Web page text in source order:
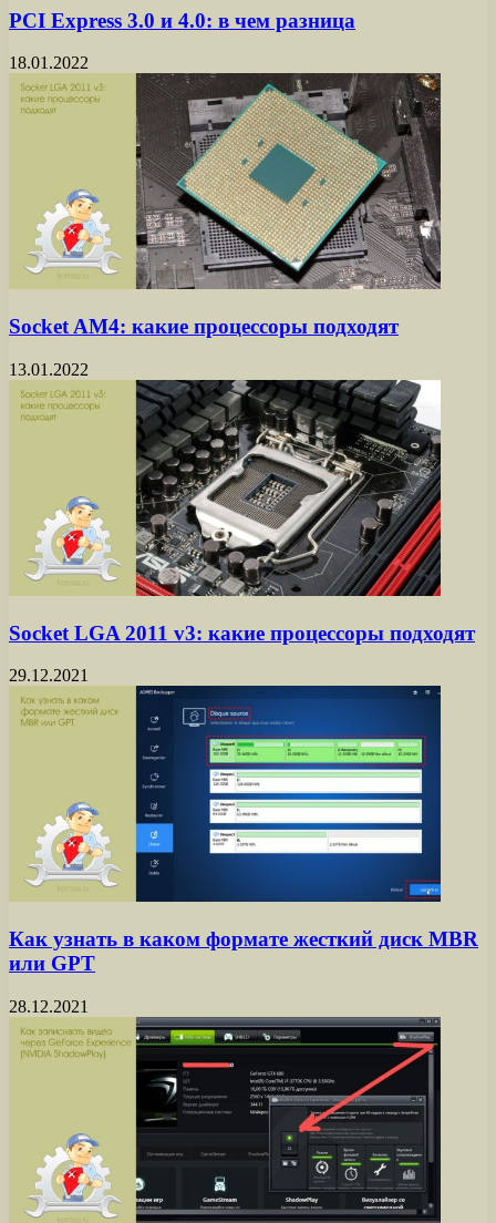
PCI Express 3.0 и 4.0: в чем разница
18.01.2022
Socket AM4: какие процессоры подходят
13.01.2022
Socket LGA 2011 v3: какие процессоры подходят
29.12.2021
Как узнать в каком формате жесткий диск MBR
или GPT
28.12.2021